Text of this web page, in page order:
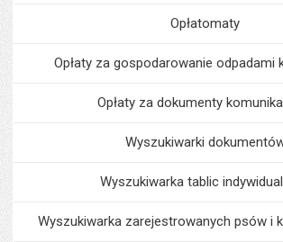
Opłatomaty
Opłaty za gospodarowanie odpadami
Opłaty za dokumenty
Wyszukiwarki
Wyszukiwarka tablic
Wyszukiwarka zarejestrowanych psów i